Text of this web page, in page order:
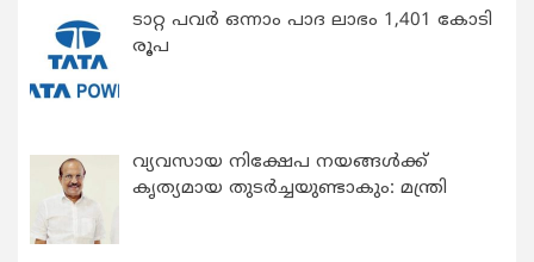
ടാറ്റ പവർ ഒന്നാം പാദ ലാഭം 1,401 കോടി
രൂപ
വ്യവസായ നിക്ഷേപ നയങ്ങള്‍ക്ക്
കൃത്യമായ തുടര്‍ച്ചയുണ്ടാകും: മന്ത്രി